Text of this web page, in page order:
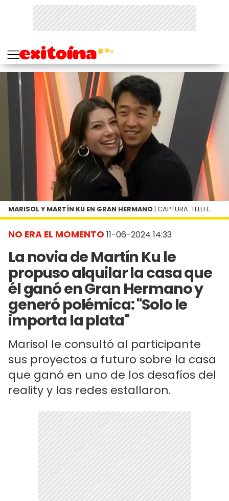
NO ERA EL MOMENTO 11-06-2024 14:33
La novia de Martín Ku le
propuso alquilar la casa que
él ganó en Gran Hermano y
generó polémica: "Solo le
importa la plata"
Marisol le consultó al participante
sus proyectos a futuro sobre la casa
que ganó en uno de los desafíos del
reality y las redes estallaron.
MARISOL Y MARTÍN KU EN GRAN HERMANO | CAPTURA: TELEFE